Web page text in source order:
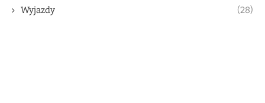
Wyjazdy (28)